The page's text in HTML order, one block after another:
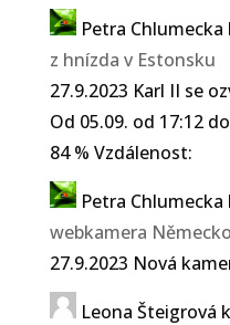
Petra Chlumecka
z hnízda v Estonsku
27.9.2023 Karl II se
Od 05.09. od 17:12
84 % Vzdálenost:
Petra Chlumecka
webkamera Německo
27.9.2023 Nová
Leona Šteigrová k